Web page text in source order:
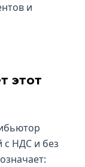
и
этот
с НДС и без